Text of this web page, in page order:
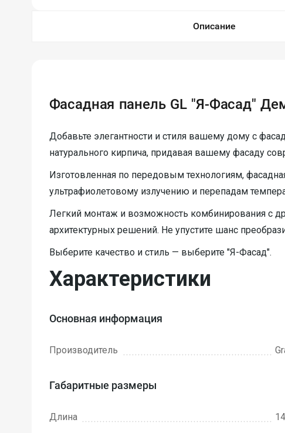
Описание
Фасадная панель GL "Я-Фасад"
Добавьте элегантности и стиля вашему дому с
натурального кирпича, придавая вашему фасаду
Изготовленная по передовым технологиям,
ультрафиолетовому излучению и перепадам
Легкий монтаж и возможность комбинирования с
архитектурных решений. Не упустите шанс
Выберите качество и стиль — выберите "Я-Фасад".
Характеристики
Основная информация
Производитель
Габаритные размеры
Длина